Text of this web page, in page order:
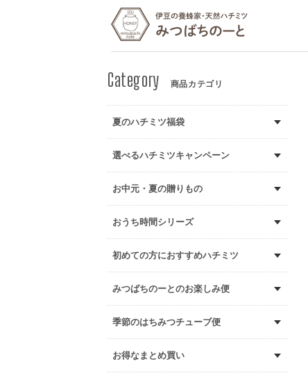
商品カテゴリ
夏のハチミツ福袋
選べるハチミツキャンペーン
お中元・夏の贈りもの
おうち時間シリーズ
初めての方におすすめハチミツ
みつばちのーとのお楽しみ便
季節のはちみつチューブ便
お得なまとめ買い